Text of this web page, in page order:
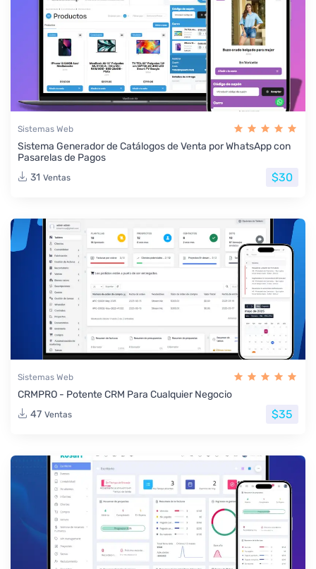
Sistemas Web
Sistema Generador de Catálogos de Venta por WhatsApp con
Pasarelas de Pagos
31 Ventas $30
Sistemas Web
CRMPRO - Potente CRM Para Cualquier Negocio
47 Ventas $35